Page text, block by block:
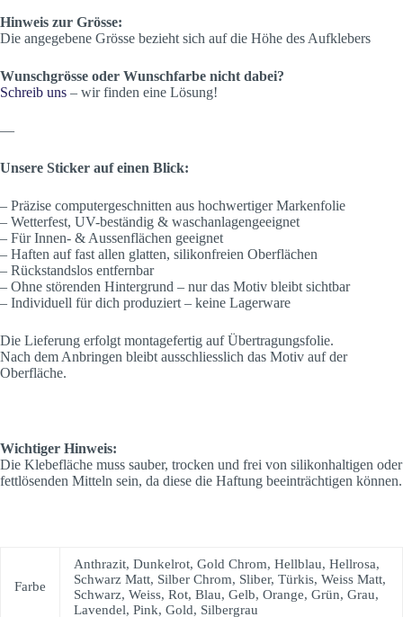
Hinweis zur Grösse:
Die angegebene Grösse bezieht sich auf die Höhe des Aufklebers
Wunschgrösse oder Wunschfarbe nicht dabei?
Schreib uns – wir finden eine Lösung!
—
Unsere Sticker auf einen Blick:
– Präzise computergeschnitten aus hochwertiger Markenfolie
– Wetterfest, UV-beständig & waschanlagengeeignet
– Für Innen- & Aussenflächen geeignet
– Haften auf fast allen glatten, silikonfreien Oberflächen
– Rückstandslos entfernbar
– Ohne störenden Hintergrund – nur das Motiv bleibt sichtbar
– Individuell für dich produziert – keine Lagerware
Die Lieferung erfolgt montagefertig auf Übertragungsfolie.
Nach dem Anbringen bleibt ausschliesslich das Motiv auf der
Oberfläche.
Wichtiger Hinweis:
Die Klebefläche muss sauber, trocken und frei von silikonhaltigen oder
fettlösenden Mitteln sein, da diese die Haftung beeinträchtigen können.
Farbe
Anthrazit, Dunkelrot, Gold Chrom, Hellblau, Hellrosa,
Schwarz Matt, Silber Chrom, Sliber, Türkis, Weiss Matt,
Schwarz, Weiss, Rot, Blau, Gelb, Orange, Grün, Grau,
Lavendel, Pink, Gold, Silbergrau